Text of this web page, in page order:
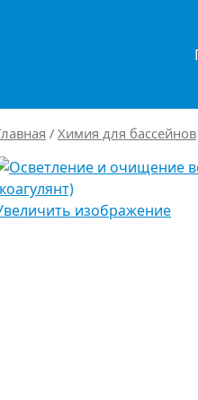
/ Химия для бассейнов
изображение